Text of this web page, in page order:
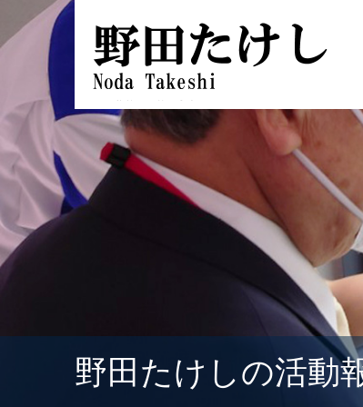
野田たけしの活動